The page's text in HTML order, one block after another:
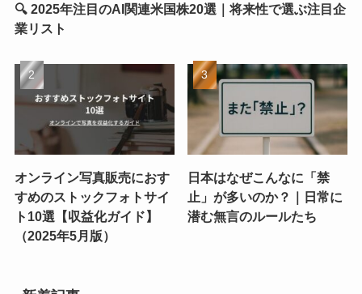
🔍 2025年注目のAI関連米国株20選｜将来性で選ぶ注目企
業リスト
オンライン写真販売におす
すめのストックフォトサイ
ト10選【収益化ガイド】
（2025年5月版）
日本はなぜこんなに「禁
止」が多いのか？｜日常に
潜む無言のルールたち